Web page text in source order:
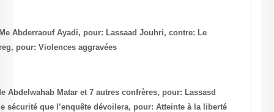
-Tunis, le 27/4/2002, N°: 2002/7027270, Me Abderraouf Ayadi, pour:
Commissaire de Police Waild Ben Lazreg, pour: Violences aggravées
-Tunis, le 4/2/2002, N°: 2002/7027274, Me Abdelwahab Matar et 7
Jouhri, contre: Tout agent des forces de sécurité que l’enquête